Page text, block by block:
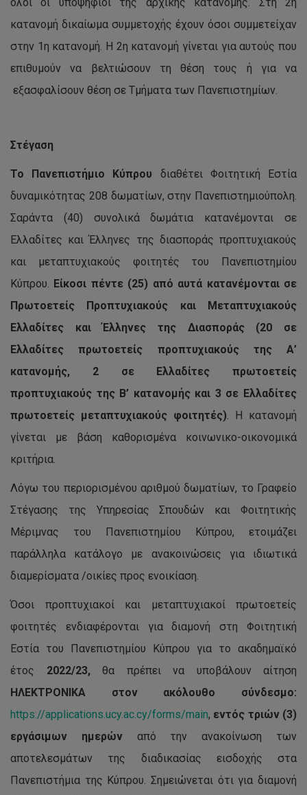
κατανομή δικαίωμα συμμετοχής έχουν όσοι συμμετείχαν
στην 1η κατανομή. Η 2η κατανομή γίνεται για αυτούς που
επιθυμούν να βελτιώσουν τη θέση τους ή για να
εξασφαλίσουν θέση σε Τμήματα των Πανεπιστημίων.
Στέγαση
Το Πανεπιστήμιο Κύπρου διαθέτει Φοιτητική Εστία
δυναμικότητας 208 δωματίων, στην Πανεπιστημιούπολη.
Σαράντα (40) συνολικά δωμάτια κατανέμονται σε
Ελλαδίτες και Έλληνες της διασποράς προπτυχιακούς
και μεταπτυχιακούς φοιτητές του Πανεπιστημίου
Κύπρου. Είκοσι πέντε (25) από αυτά κατανέμονται σε
Πρωτοετείς Προπτυχιακούς και Μεταπτυχιακούς
Ελλαδίτες και Έλληνες της Διασποράς (20 σε
Ελλαδίτες πρωτοετείς προπτυχιακούς της Α’
κατανομής, 2 σε Ελλαδίτες πρωτοετείς
προπτυχιακούς της Β’ κατανομής και 3 σε Ελλαδίτες
πρωτοετείς μεταπτυχιακούς φοιτητές). Η κατανομή
γίνεται με βάση καθορισμένα κοινωνικο-οικονομικά
κριτήρια.
Λόγω του περιορισμένου αριθμού δωματίων, το Γραφείο
Στέγασης της Υπηρεσίας Σπουδών και Φοιτητικής
Μέριμνας του Πανεπιστημίου Κύπρου, ετοιμάζει
παράλληλα κατάλογο με ανακοινώσεις για ιδιωτικά
διαμερίσματα /οικίες προς ενοικίαση.
Όσοι προπτυχιακοί και μεταπτυχιακοί πρωτοετείς
φοιτητές ενδιαφέρονται για διαμονή στη Φοιτητική
Εστία του Πανεπιστημίου Κύπρου για το ακαδημαϊκό
έτος 2022/23,θα πρέπει να υποβάλουν αίτηση
ΗΛΕΚΤΡΟΝΙΚΑ
στον ακόλουθο σύνδεσμο:
https://applications.ucy.ac.cy/forms/main, εντός τριών (3)
εργάσιμων ημερώναπό την ανακοίνωση των
αποτελεσμάτων της διαδικασίας εισδοχής στα
Πανεπιστήμια της Κύπρου. Σημειώνεται ότι για διαμονή